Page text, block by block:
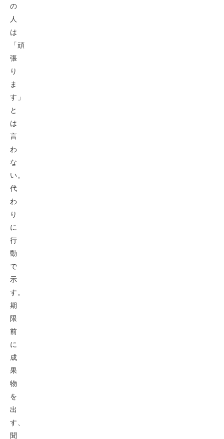
の
人
は
「頑
張
り
ま
す」
と
は
言
わ
な
い。
代
わ
り
に
行
動
で
示
す。
期
限
前
に
成
果
物
を
出
す、
聞